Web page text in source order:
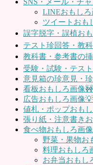
LINEおもしろ
ツイートおも
誤字脱字・誤植お
テスト珍回答・教
教科書・参考書の
受験・試験・テス
意見箱の珍意見・
看板おもしろ画像🚧
広告おもしろ画像💡
値札・ポップおも
張り紙・注意書き
食べ物おもしろ画
野菜・果物お
料理おもしろ
お弁当おもし